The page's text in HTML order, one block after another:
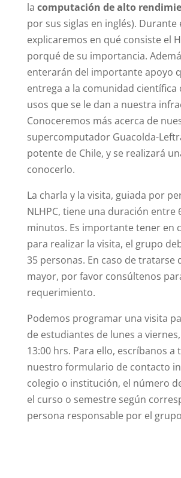
la computación de alto
por sus siglas en inglés). Durante
explicaremos en qué consiste el
porqué de su importancia.
enterarán del importante apoyo
entrega a la comunidad científica
usos que se le dan a nuestra
Conoceremos más acerca de
supercomputador Guacolda-
potente de Chile, y se realizará
conocerlo.
La charla y la visita, guiada por
NLHPC, tiene una duración entre
minutos. Es importante tener en
para realizar la visita, el grupo
35 personas. En caso de tratarse
mayor, por favor consúltenos
requerimiento.
Podemos programar una visita
de estudiantes de lunes a
13:00 hrs. Para ello, escríbanos a
nuestro formulario de contacto
colegio o institución, el número
el curso o semestre según
persona responsable por el